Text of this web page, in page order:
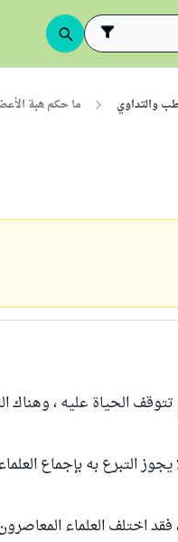
والتداوي ما حكم هبة
الحياة عليه ، وهناك
التبرع به بإجماع
فقد اختلف العلماء